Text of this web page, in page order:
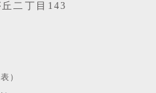
二丁目143
）